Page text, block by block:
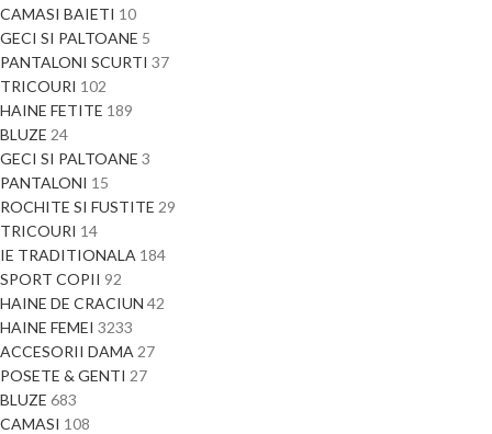
CAMASI BAIETI 10
GECI SI PALTOANE 5
PANTALONI SCURTI 37
TRICOURI 102
HAINE FETITE 189
BLUZE 24
GECI SI PALTOANE 3
PANTALONI 15
ROCHITE SI FUSTITE 29
TRICOURI 14
IE TRADITIONALA 184
SPORT COPII 92
HAINE DE CRACIUN 42
HAINE FEMEI 3233
ACCESORII DAMA 27
POSETE & GENTI 27
BLUZE 683
CAMASI 108